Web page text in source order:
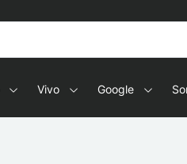
Vivo Google